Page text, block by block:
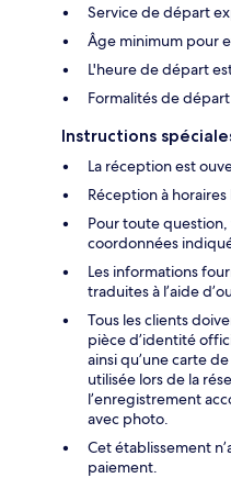
Service de départ
Âge minimum pour
L'heure de départ
Formalités de
Instructions
La réception est
Réception à
Pour toute
coordonnées
Les informations
traduites à l’aide
Tous les clients
pièce d’identité
ainsi qu’une carte
utilisée lors de la
l’enregistrement
avec photo.
Cet établissement
paiement.